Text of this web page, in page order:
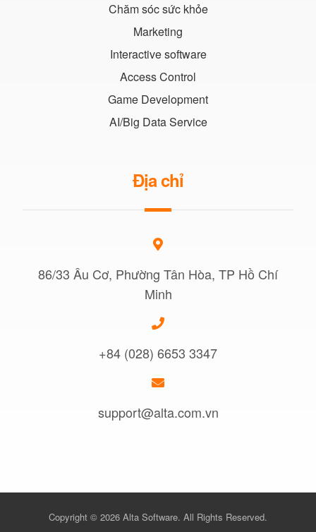
Chăm sóc sức khỏe
Marketing
Interactive software
Access Control
Game Development
AI/Big Data Service
Địa chỉ
86/33 Âu Cơ, Phường Tân Hòa, TP Hồ Chí
Minh
+84 (028) 6653 3347
support@alta.com.vn
Copyright © 2026 Alta Software. All Rights Reserved.